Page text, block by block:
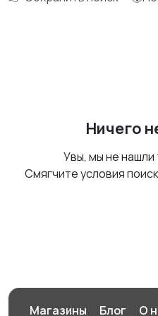
Ничего
Увы, мы не нашли
Смягчите условия
Магазины Блог О